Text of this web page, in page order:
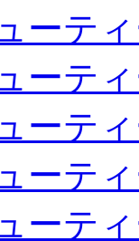
ーテ
ーテ
ーテ
ーテ
ーテ